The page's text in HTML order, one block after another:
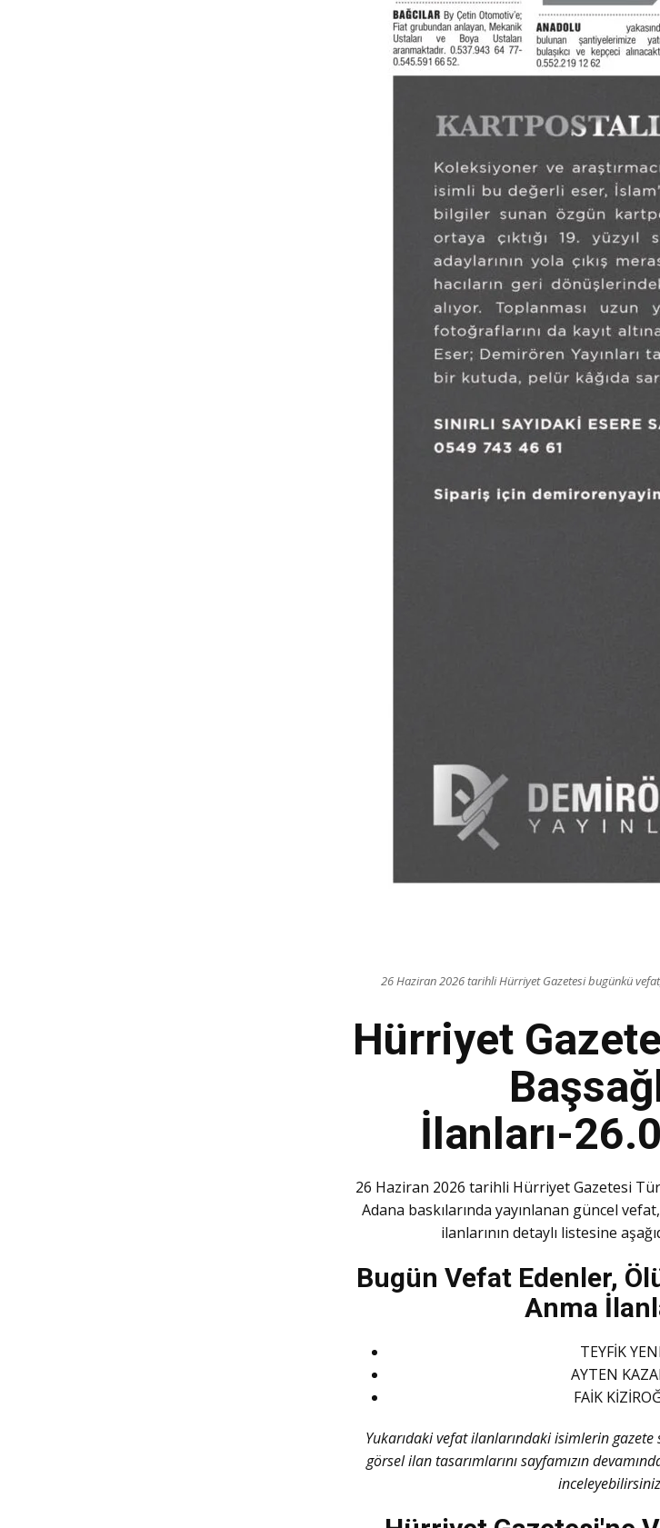
26 Haziran 2026 tarihli Hürriyet Gazetesi bugünkü
Hürriyet
İlanları-
26 Haziran 2026 tarihli Hürriyet Gazetesi
Adana baskılarında yayınlanan güncel
ilanlarının detaylı listesine
Bugün Vefat Edenler,
Anma
TEYFİK
AYTEN
FAİK
Yukarıdaki vefat ilanlarındaki isimlerin
görsel ilan tasarımlarını sayfamızın